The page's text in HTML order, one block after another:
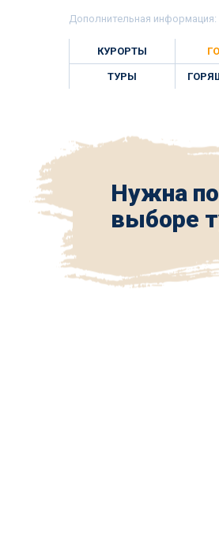
Дополнительная информация:
КУРОРТЫ
ТУРЫ
Нужна
выборе